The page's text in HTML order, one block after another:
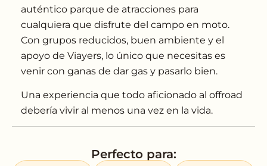
auténtico parque de atracciones para
cualquiera que disfrute del campo en moto.
Con grupos reducidos, buen ambiente y el
apoyo de Viayers, lo único que necesitas es
venir con ganas de dar gas y pasarlo bien.
Una experiencia que todo aficionado al offroad
debería vivir al menos una vez en la vida.
Perfecto para: